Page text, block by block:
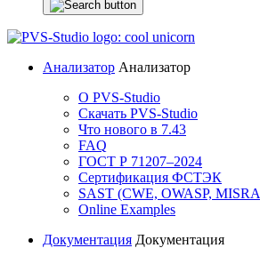
Анализатор Анализатор
О PVS-Studio
Скачать PVS-Studio
Что нового в 7.43
FAQ
ГОСТ Р 71207–2024
Сертификация ФСТЭК
SAST (CWE, OWASP,
Online Examples
Документация Документация